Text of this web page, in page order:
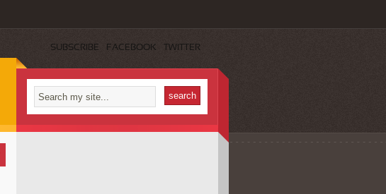
SUBSCRIBE FACEBOOK TWITTER